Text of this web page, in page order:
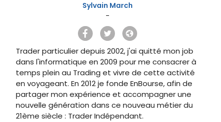
Sylvain March
-
Trader particulier depuis 2002, j'ai quitté mon job
dans l'informatique en 2009 pour me consacrer à
temps plein au Trading et vivre de cette activité
en voyageant. En 2012 je fonde EnBourse, afin de
partager mon expérience et accompagner une
nouvelle génération dans ce nouveau métier du
21ème siècle : Trader Indépendant.